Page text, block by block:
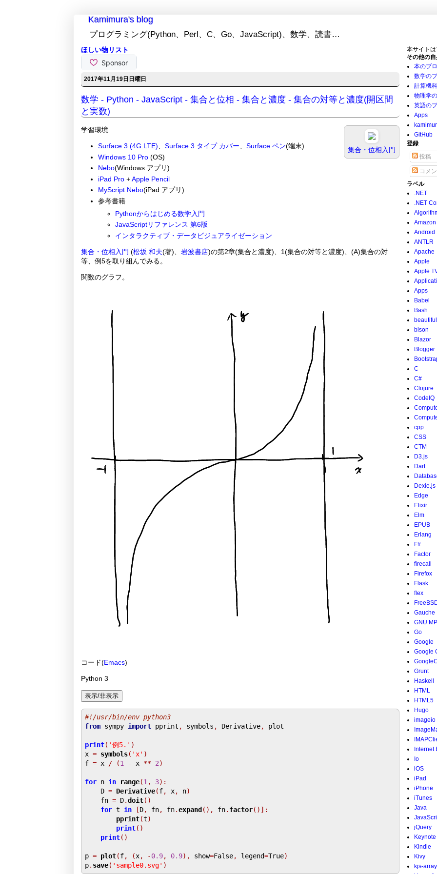
Kamimura's blog
プログラミング(Python、Perl、C、Go、JavaScript)、数学、読書…
ほしい物リスト
2017年11月19日日曜日
数学 - Python - JavaScript - 集合と位相 - 集合と濃度 - 集合の対等と濃度(開区間
と実数)
集合・位相入門
学習環境
Surface 3 (4G LTE) Surface 3 タイプ カバー Surface ペン(端末)
Windows 10 Pro(OS)
Nebo(Windows アプリ)
iPad Pro+Apple Pencil
MyScript Nebo(iPad アプリ)
参考書籍
Pythonからはじめる数学入門
JavaScriptリファレンス 第6版
インタラクティブ・データビジュアライゼーション
集合・位相入門 (松坂 和夫(著)、 岩波書店)の第2章(集合と濃度)、1(集合の対等と濃度)、(A)集合の対
等、例5を取り組んでみる。
関数のグラフ。
コード(Emacs)
Python 3
#!/usr/bin/env python3
from sympy import pprint , symbols , Derivative, plot
print( '例5.' )
x = symbols( 'x' )
f = x / (1 - x ** 2)
for n in range(1 , 3):
    D
= Derivative(f, x, n)
    fn
= D.doit()
for t in [D, fn, fn.expand (), fn. factor()]:
pprint(t)
print()
print()
p = plot(f, (x, -0.9, 0.9), show=False, legend=True)
p. save( 'sample0.svg' )
本サイトは
その他の
本のブ
数学の
計算機
物理学
英語の
Apps
GitHub
登録
投稿
コメン
ラベル
.NET
.NET
Amazon
Android
ANTLR
Apache
Apple
Apple
Apps
Babel
Bash
bison
Blazor
Blogger
C
C#
Clojure
CodeIQ
cpp
CSS
CTM
D3.js
Dart
Dexie.js
Edge
Elixir
Elm
EPUB
Erlang
F#
Factor
firecall
Firefox
Flask
flex
Gauche
GNU
Go
Google
Google
Grunt
Haskell
HTML
HTML5
Hugo
imageio
Internet
Io
iOS
iPad
iPhone
iTunes
Java
jQuery
Keynote
Kindle
Kivy
kjs-array